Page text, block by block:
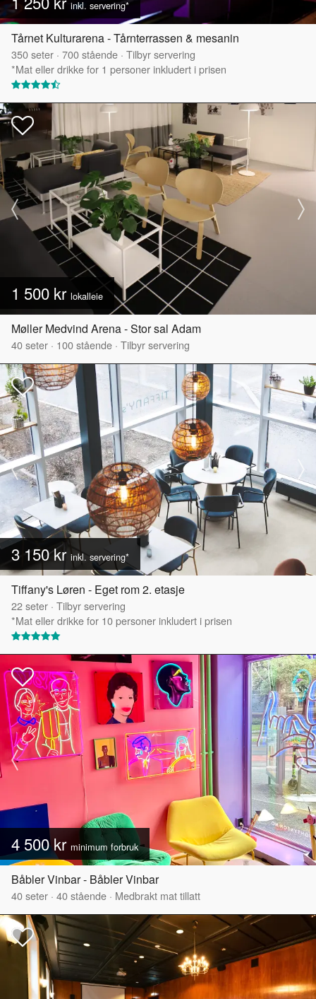
inkl. servering*
Tårnet Kulturarena - Tårnterrassen & mesanin
350seter · 700stående · Tilbyr servering
*Mat eller drikke for 1 personer inkludert i prisen
1 500 kr lokalleie
Møller Medvind Arena - Stor sal Adam
40seter · 100stående · Tilbyr servering
3 150 krinkl. servering*
Tiffany's Løren - Eget rom 2. etasje
22seter · Tilbyr servering
*Mat eller drikke for 10 personer inkludert i prisen
4 500 kr minimum forbruk
Båbler Vinbar - Båbler Vinbar
40seter · 40stående · Medbrakt mat tillatt